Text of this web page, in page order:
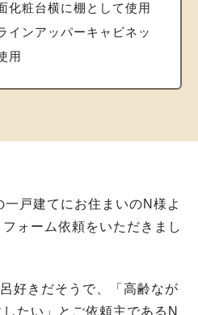
化粧台横に棚として使用
ンアッパーキャビネッ
用
戸建てにお住まいのN様よ
ォーム依頼をいただきまし
好きだそうで、「高齢なが
たい」とご依頼主であるN